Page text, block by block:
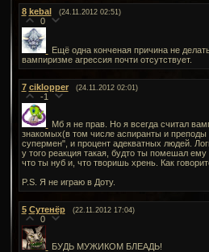
8 kebal (24.11.2012 02:51)
0
Ещё одна конченая причина не
вампиризме агрессия почти отсутствует.
7 ciklopper (24.11.2012 02:01)
-1
Мб я не прав. Но я всегда считал
знакомых(в том числе аспиранты и
супермен", и процент адекватных людей.
у того реакция такая, будто ты помешал
что ты нуб и, что творишь хрень. Как
P.S. Я не играю в Доту.
5 Сутенёр (22.11.2012 17:04)
0
БУДЬ МУЖИКОМ БЛЕАДЬ!